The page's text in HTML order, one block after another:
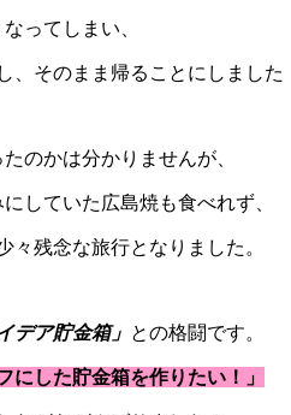
ってしまい、
、そのまま帰ることにしました
のかは分かりませんが、
していた広島焼も食べれず、
残念な旅行となりました。
デア貯金箱」 との格闘です。
にした貯金箱を作りたい！」